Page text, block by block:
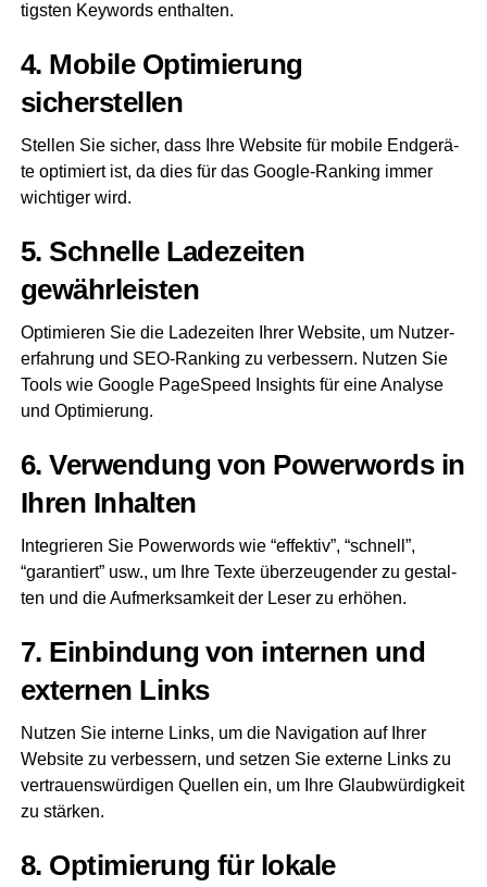
tigs­ten Key­words enthalten.
4. Mobi­le Opti­mie­rung
sicherstellen
Stel­len Sie sicher, dass Ihre Web­site für mobi­le End­ge­rä­
te opti­miert ist, da dies für das Goog­le-Ran­king immer
wich­ti­ger wird.
5. Schnel­le Lade­zei­ten
gewährleisten
Opti­mie­ren Sie die Lade­zei­ten Ihrer Web­site, um Nut­zer­
er­fah­rung und SEO-Ran­king zu ver­bes­sern. Nut­zen Sie
Tools wie Goog­le Page­Speed Insights für eine Ana­ly­se
und Optimierung.
6. Ver­wen­dung von Power­words in
Ihren Inhalten
Inte­grie­ren Sie Power­words wie “effek­tiv”, “schnell”,
“garan­tiert” usw., um Ihre Tex­te über­zeu­gen­der zu gestal­
ten und die Auf­merk­sam­keit der Leser zu erhöhen.
7. Ein­bin­dung von inter­nen und
exter­nen Links
Nut­zen Sie inter­ne Links, um die Navi­ga­ti­on auf Ihrer
Web­site zu ver­bes­sern, und set­zen Sie exter­ne Links zu
ver­trau­ens­wür­di­gen Quel­len ein, um Ihre Glaub­wür­dig­keit
zu stärken.
8. Opti­mie­rung für loka­le